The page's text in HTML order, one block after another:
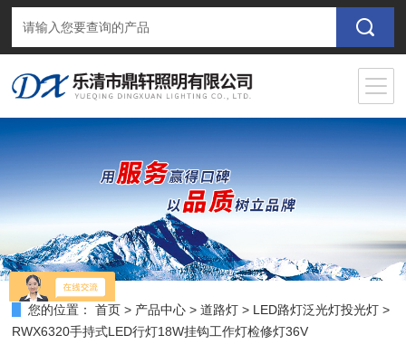
您的位置： 首页 > 产品中心 >道路灯 > LED路灯泛光灯投光灯 >
RWX6320手持式LED行灯18W挂钩工作灯检修灯36V